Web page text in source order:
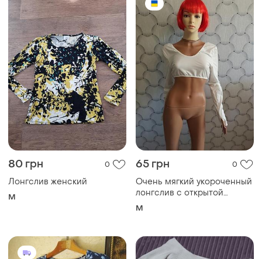
80 грн 0
Лонгслив женский
M
65 грн 0
Очень мягкий укороченный
лонгслив с открытой
спиной
M